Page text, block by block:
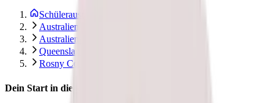
Schüleraustausch Stepin
Australien
Australien Select
Queensland
Rosny College
Dein Start in die kreative und spannende Welt